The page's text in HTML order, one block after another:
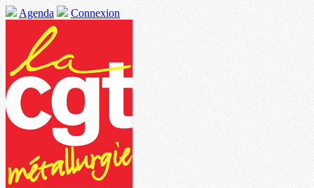
Agenda Connexion